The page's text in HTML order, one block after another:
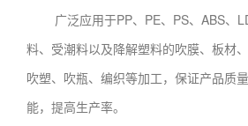
广泛应用于PP、PE、PS、ABS、
料、受潮料以及降解塑料的吹膜、板材
吹塑、吹瓶、编织等加工，保证产品质
能，提高生产率。